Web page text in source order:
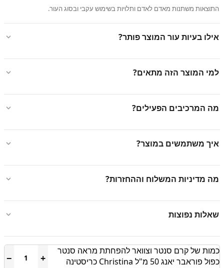
התוצאות משתנות מאדם לאדם ותלויות בשימוש עקבי ובסוג העור.
אילו בעיות עור המוצר פותר?
למי המוצר הזה מתאים?
מה המרכיבים הפעילים?
איך משתמשים במוצר?
מה מדיניות המשלוח וההחזרות?
שאלות נפוצות
כמות של קרם סנטר וצוואר להפחתת מראה סנטר
כפול פוראבר יאנג 50 מ"ל Christina כריסטינה
+
−